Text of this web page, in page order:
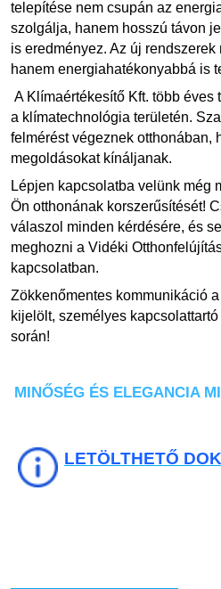
telepítése nem csupán az
szolgálja, hanem hosszú távon
is eredményez. Az új
hanem energiahatékonyabbá is
A Klímaértékesítő Kft. több
a klímatechnológia területén.
felmérést végeznek otthonában,
megoldásokat kínáljanak.
Lépjen kapcsolatba velünk még
Ön otthonának korszerűsítését!
válaszol minden kérdésére, és
meghozni a Vidéki
kapcsolatban.
Zökkenőmentes kommunikáció
kijelölt, személyes
során!
MINŐSÉG ÉS ELEGANCIA
LETÖLTHETŐ